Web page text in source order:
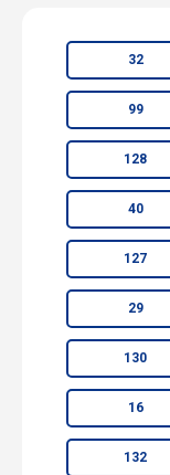
32
99
128
40
127
29
130
16
132